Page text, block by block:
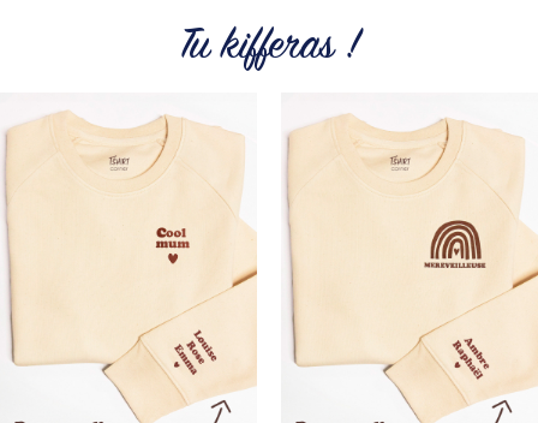
Tu kifferas !